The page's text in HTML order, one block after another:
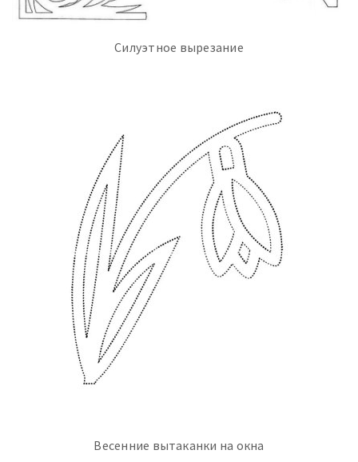
Силуэтное вырезание
Весенние вытаканки на окна